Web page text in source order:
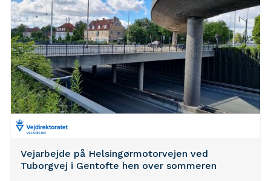
Vejarbejde på Helsingørmotorvejen ved
Tuborgvej i Gentofte hen over sommeren